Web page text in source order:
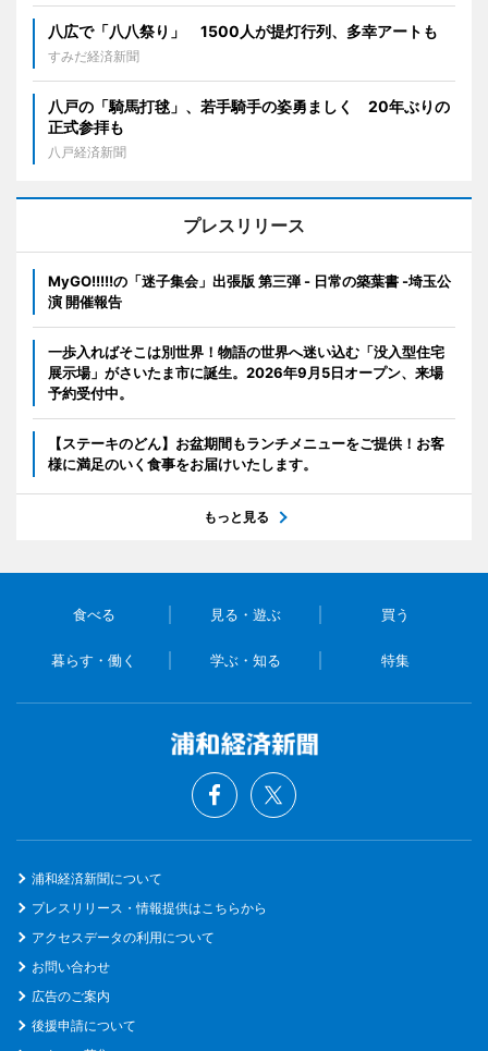
八広で「八八祭り」 1500人が提灯行列、多幸アートも
すみだ経済新聞
八戸の「騎馬打毬」、若手騎手の姿勇ましく 20年ぶりの
正式参拝も
八戸経済新聞
プレスリリース
MyGO!!!!!の「迷子集会」出張版 第三弾 - 日常の築葉書 -埼玉公
演 開催報告
一歩入ればそこは別世界！物語の世界へ迷い込む「没入型住宅
展示場」がさいたま市に誕生。2026年9月5日オープン、来場
予約受付中。
【ステーキのどん】お盆期間もランチメニューをご提供！お客
様に満足のいく食事をお届けいたします。
もっと見る
食べる 見る・遊ぶ 買う
暮らす・働く 学ぶ・知る 特集
浦和経済新聞について
プレスリリース・情報提供はこちらから
アクセスデータの利用について
お問い合わせ
広告のご案内
後援申請について